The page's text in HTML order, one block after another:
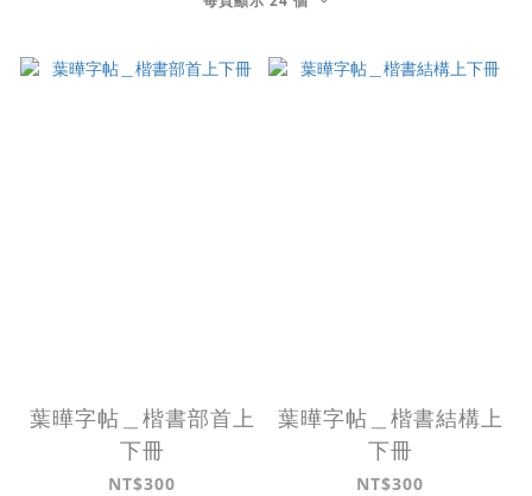
葉曄字帖＿楷書部首上
下冊
NT$300
葉曄字帖＿楷書結構上
下冊
NT$300